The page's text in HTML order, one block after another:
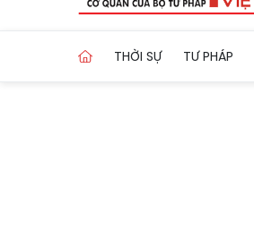
THỜI SỰ TƯ PHÁP